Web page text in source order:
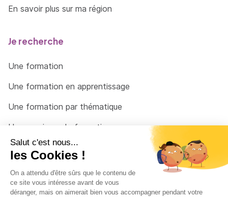
moins une langue étrangère
En savoir plus sur ma région
Je recherche
Une formation
Une formation en apprentissage
Une formation par thématique
Un organisme de formation
Un conseiller